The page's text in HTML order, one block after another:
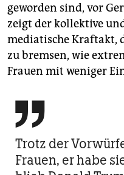
geworden sind, vor
zeigt der kollektive
mediatische Kraftakt,
zu bremsen, wie
Frauen mit weniger

Trotz der
Frauen, er habe